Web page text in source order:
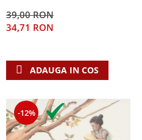
39,00 RON
34,71 RON
ADAUGA IN COS
-12%